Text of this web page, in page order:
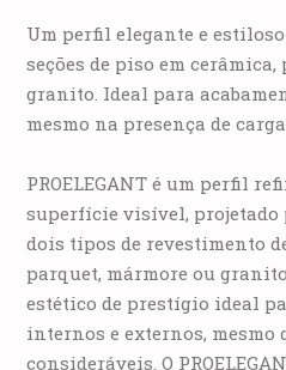
Um perfil elegante e
seções de piso em
granito. Ideal para
mesmo na presença de
PROELEGANT é um perfil
superfície visível,
dois tipos de revestimento
parquet, mármore ou
estético de prestígio ideal
internos e externos, mesmo
consideráveis. O